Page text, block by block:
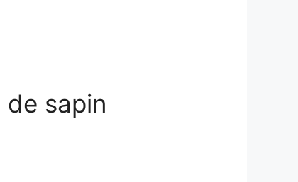
de sapin